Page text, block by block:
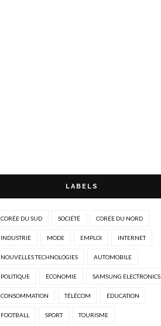
LABELS
CORÉE DU SUD SOCIÉTÉ CORÉE DU NORD
INDUSTRIE MODE EMPLOI INTERNET
NOUVELLES TECHNOLOGIES AUTOMOBILE
POLITIQUE ÉCONOMIE SAMSUNG ELECTRONICS
CONSOMMATION TÉLÉCOM ÉDUCATION
FOOTBALL SPORT TOURISME